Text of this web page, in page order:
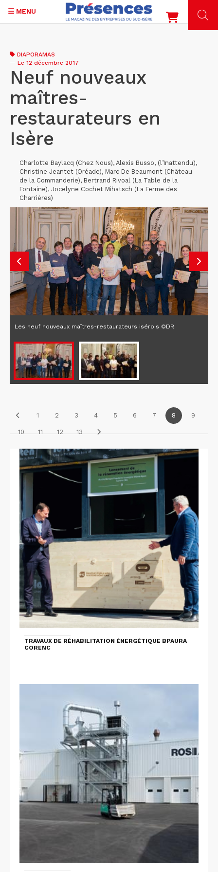
contenu
principal
MENU
DIAPORAMAS
— Le 12 décembre 2017
Neuf nouveaux
maîtres-
restaurateurs en
Isère
Charlotte Baylacq (Chez Nous), Alexis Busso, (l’Inattendu),
Christine Jeantet (Oréade), Marc De Beaumont (Château
de la Commanderie), Bertrand Rivoal (La Table de la
Fontaine), Jocelyne Cochet Mihatsch (La Ferme des
Charrières)
Les neuf nouveaux maîtres-restaurateurs isérois ©DR
1 2 3 4 5 6 7 8 9
10 11 12 13
TRAVAUX DE RÉHABILITATION ÉNERGÉTIQUE BPAURA
CORENC